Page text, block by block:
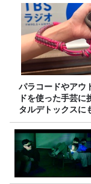
パラコードやアウ
ドを使った手芸に
タルデトックスに